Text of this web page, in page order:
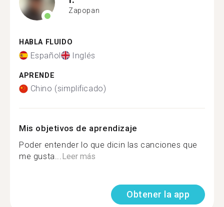
Zapopan
HABLA FLUIDO
Español Inglés
APRENDE
Chino (simplificado)
Mis objetivos de aprendizaje
Poder entender lo que dicin las canciones que
me gusta...Leer más
Obtener la app